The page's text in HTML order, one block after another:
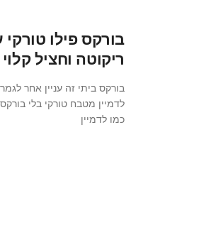
בורקס פילו טורקי
ריקוטה וחציל קלוי
בורקס ביתי זה עניין אחר
לדמיין מטבח טורקי בלי
כמו לדמיין